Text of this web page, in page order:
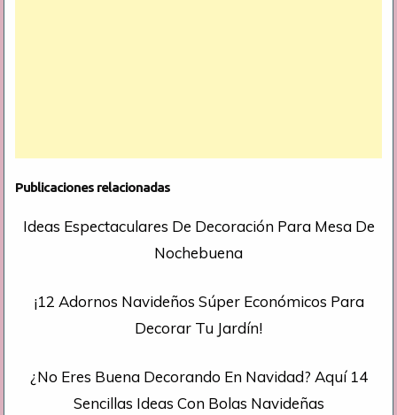
Publicaciones relacionadas
Ideas Espectaculares De Decoración Para Mesa De
Nochebuena
¡12 Adornos Navideños Súper Económicos Para
Decorar Tu Jardín!
¿No Eres Buena Decorando En Navidad? Aquí 14
Sencillas Ideas Con Bolas Navideñas